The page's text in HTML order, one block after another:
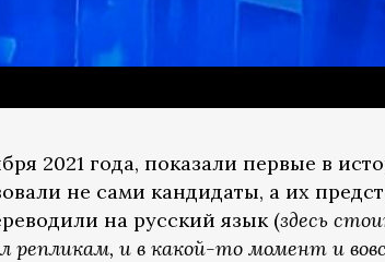
2021 года, показали первые в
не сами кандидаты, а их
на русский язык (здесь
репликам, и в какой-то момент и